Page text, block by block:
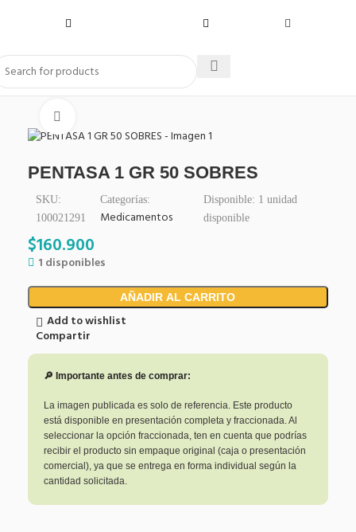
PENTASA 1 GR 50 SOBRES
SKU:
100021291
Categorías:
Medicamentos
Disponible: 1 unidad
disponible
$160.900
1 disponibles
AÑADIR AL CARRITO
Add to wishlist
Compartir
🔎 Importante antes de comprar:
La imagen publicada es solo de referencia. Este producto
está disponible en presentación completa y fraccionada. Al
seleccionar la opción fraccionada, ten en cuenta que podrías
recibir el producto sin empaque original (caja o presentación
comercial), ya que se entrega en forma individual según la
cantidad solicitada.